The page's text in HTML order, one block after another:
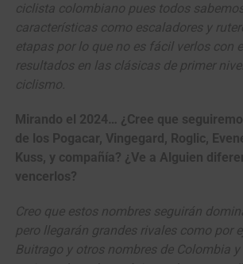
ciclista colombiano pues todos
características como escaladores y
etapas por lo que no es fácil verlos con
resultados en las clásicas de primer
ciclismo.
Mirando el 2024… ¿Cree que
de los Pogacar, Vingegard, Roglic,
Kuss, y compañía? ¿Ve a Alguien
vencerlos?
Creo que estos nombres seguirán
pero llegarán grandes rivales como por
Buitrago y otros nombres de Colombia